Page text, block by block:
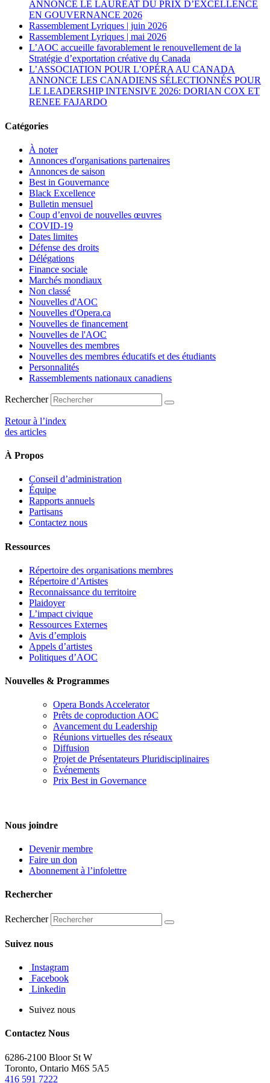
ANNONCE LE LAURÉAT DU PRIX D’EXCELLENCE
EN GOUVERNANCE 2026
Rassemblement Lyriques | juin 2026
Rassemblement Lyriques | mai 2026
L’AOC accueille favorablement le renouvellement de la
Stratégie d’exportation créative du Canada
L’ASSOCIATION POUR L’OPÉRA AU CANADA
ANNONCE LES CANADIENS SÉLECTIONNÉS POUR
LE LEADERSHIP INTENSIVE 2026: DORIAN COX ET
RENEE FAJARDO
Catégories
À noter
Annonces d'organisations partenaires
Annonces de saison
Best in Gouvernance
Black Excellence
Bulletin mensuel
Coup d’envoi de nouvelles œuvres
COVID-19
Dates limites
Défense des droits
Délégations
Finance sociale
Marchés mondiaux
Non classé
Nouvelles d'AOC
Nouvelles d'Opera.ca
Nouvelles de financement
Nouvelles de l'AOC
Nouvelles des membres
Nouvelles des membres éducatifs et des étudiants
Personnalités
Rassemblements nationaux canadiens
Rechercher
Retour à l’index
des articles
À Propos
Conseil d’administration
Équipe
Rapports annuels
Partisans
Contactez nous
Ressources
Répertoire des organisations membres
Répertoire d’Artistes
Reconnaissance du territoire
Plaidoyer
L’impact civique
Ressources Externes
Avis d’emplois
Appels d’artistes
Politiques d’AOC
Nouvelles & Programmes
Opera Bonds Accelerator
Prêts de coproduction AOC
Avancement du Leadership
Réunions virtuelles des réseaux
Diffusion
Projet de Présentateurs Pluridisciplinaires
Événements
Prix Best in Governance
Nous joindre
Devenir membre
Faire un don
Abonnement à l’infolettre
Rechercher
Rechercher
Suivez nous
Instagram
Facebook
Linkedin
Suivez nous
Contactez Nous
6286-2100 Bloor St W
Toronto, Ontario M6S 5A5
416 591 7222